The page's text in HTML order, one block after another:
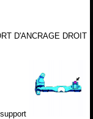
D'ANCRAGE DROIT